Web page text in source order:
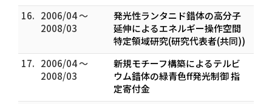
16. 2006/04 ～
2008/03
発光性ランタニド錯体の高分子
延伸によるエネルギー操作空間
特定領域研究(研究代表者(共同))
17. 2006/04 ～
2008/03
新規モチーフ構築によるテルビ
ウム錯体の緑青色ff発光制御 指
定寄付金